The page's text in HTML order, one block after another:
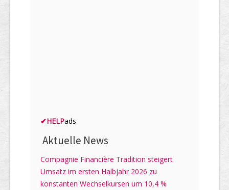
✔HELPads
Aktuelle News
Compagnie Financière Tradition steigert
Umsatz im ersten Halbjahr 2026 zu
konstanten Wechselkursen um 10,4 %